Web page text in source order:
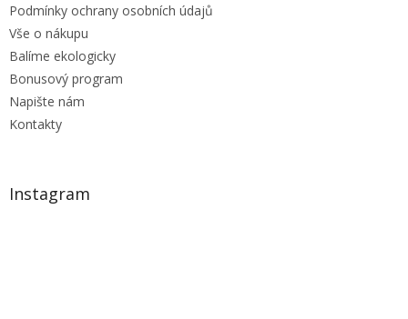
Podmínky ochrany osobních údajů
Vše o nákupu
Balíme ekologicky
Bonusový program
Napište nám
Kontakty
Instagram